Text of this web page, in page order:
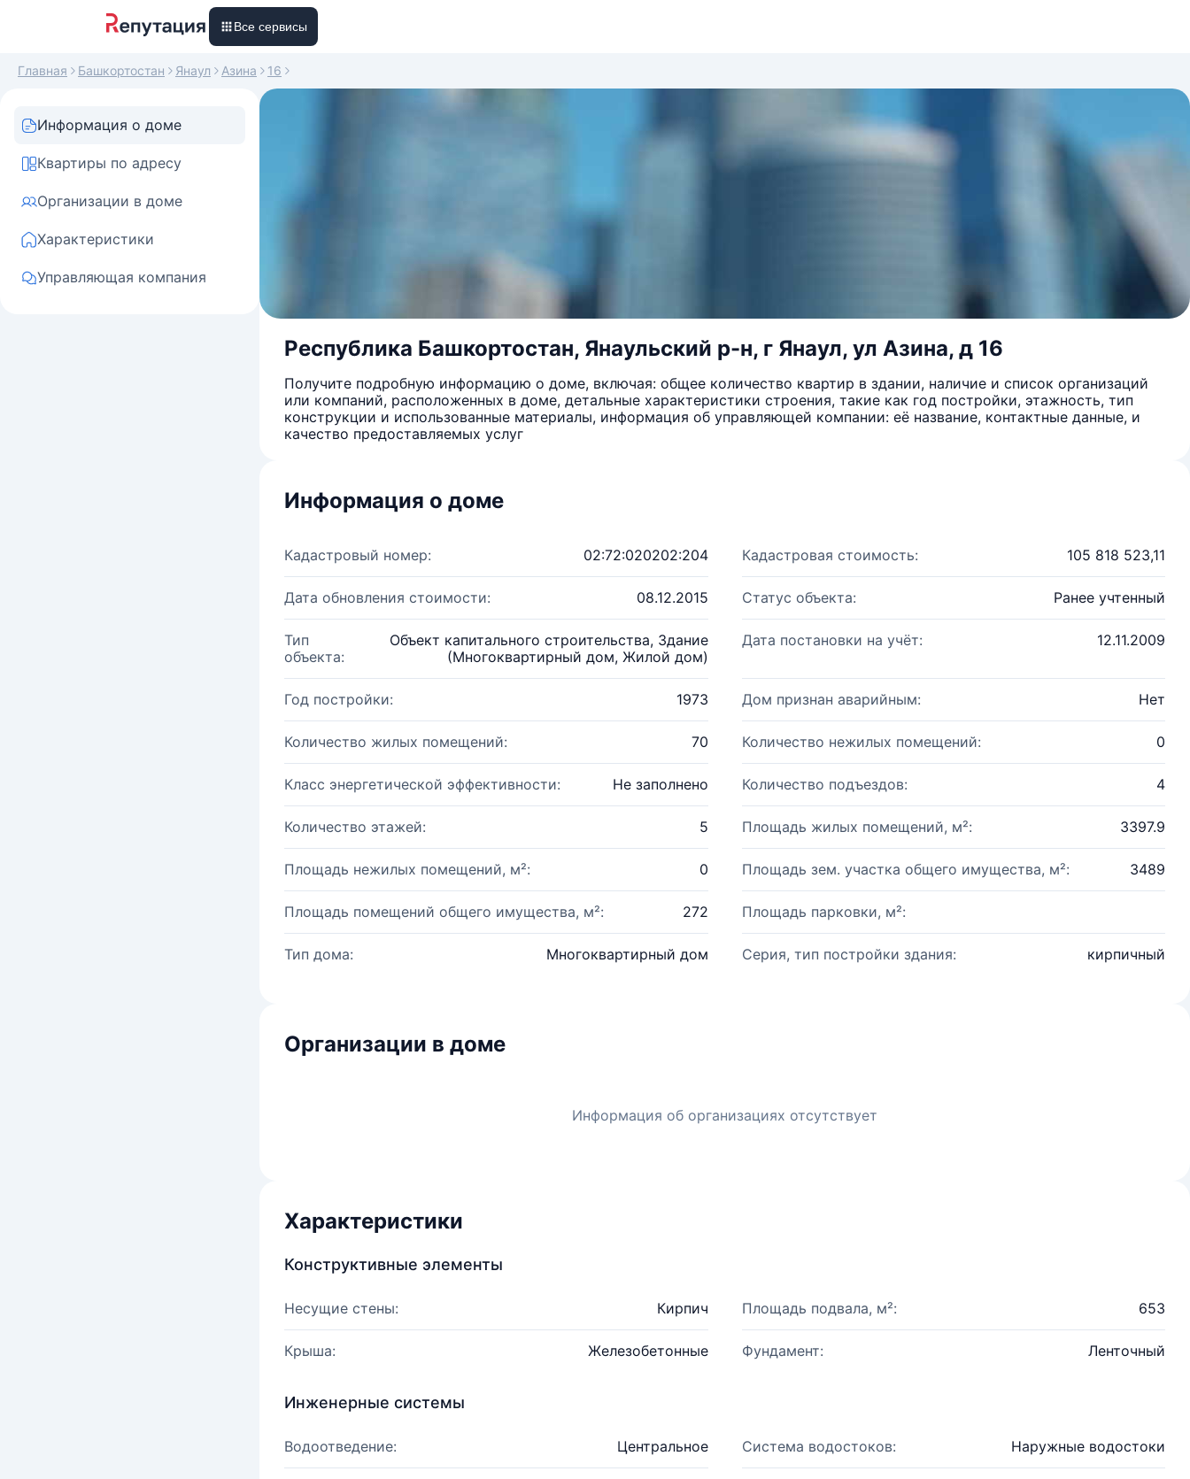
Все сервисы
Главная Башкортостан Янаул Азина 16
Информация о доме
Квартиры по адресу
Организации в доме
Характеристики
Управляющая компания
Республика Башкортостан, Янаульский р-н, г Янаул, ул Азина, д 16
Получите подробную информацию о доме, включая: общее количество квартир в здании, наличие и список организаций
или компаний, расположенных в доме, детальные характеристики строения, такие как год постройки, этажность, тип
конструкции и использованные материалы, информация об управляющей компании: её название, контактные данные, и
качество предоставляемых услуг
Информация о доме
Кадастровый номер: 02:72:020202:204 Кадастровая стоимость: 105 818 523,11
Дата обновления стоимости: 08.12.2015 Статус объекта: Ранее учтенный
Тип
объекта:
Объект капитального строительства, Здание
(Многоквартирный дом, Жилой дом)
Дата постановки на учёт: 12.11.2009
Год постройки: 1973 Дом признан аварийным: Нет
Количество жилых помещений: 70 Количество нежилых помещений: 0
Класс энергетической эффективности: Не заполнено Количество подъездов: 4
Количество этажей: 5 Площадь жилых помещений, м²: 3397.9
Площадь нежилых помещений, м²: 0 Площадь зем. участка общего имущества, м²: 3489
Площадь помещений общего имущества, м²: 272 Площадь парковки, м²:
Тип дома: Многоквартирный дом Серия, тип постройки здания: кирпичный
Организации в доме
Информация об организациях отсутствует
Характеристики
Конструктивные элементы
Несущие стены: Кирпич Площадь подвала, м²: 653
Крыша: Железобетонные Фундамент: Ленточный
Инженерные системы
Водоотведение: Центральное Система водостоков: Наружные водостоки